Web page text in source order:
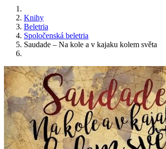
Knihy
Beletria
Spoločenská beletria
Saudade – Na kole a v kajaku kolem světa